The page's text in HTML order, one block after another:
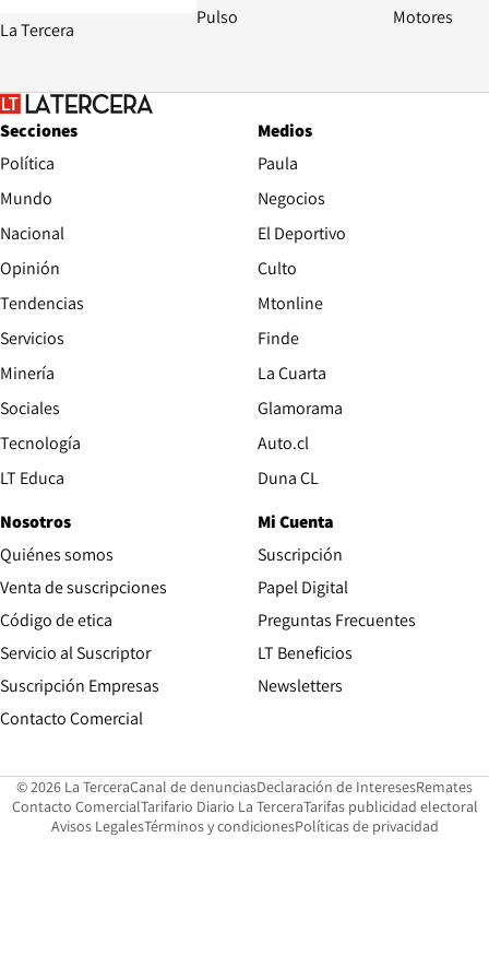
La Tercera
Pulso Motores
Secciones
Política
Mundo
Nacional
Opinión
Tendencias
Servicios
Minería
Sociales
Tecnología
LT Educa
Medios
Paula
Negocios
El Deportivo
Culto
Mtonline
Finde
La Cuarta
Glamorama
Auto.cl
Duna CL
Nosotros
Quiénes somos
Venta de suscripciones
Código de etica Opens in new window
Servicio al Suscriptor
Suscripción Empresas
Contacto Comercial
Mi Cuenta
Suscripción
Papel Digital
Preguntas Frecuentes
LT Beneficios
Newsletters
© 2026 La TerceraCanal de denunciasOpens in new window
Declaración de InteresesOpens in
Remates
Contacto ComercialOpens in new window
Tarifario Diario La TerceraOpens in new window
Tarifas publicidad electoral
Avisos LegalesOpens in new window
Términos y condicionesPolíticas de privacidad